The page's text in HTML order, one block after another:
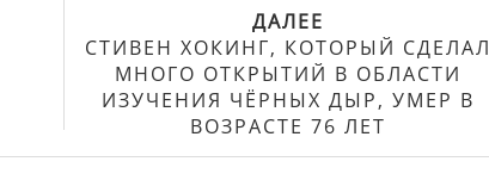
ДАЛЕЕ
СТИВЕН ХОКИНГ, КОТОРЫЙ СДЕЛАЛ
МНОГО ОТКРЫТИЙ В ОБЛАСТИ
ИЗУЧЕНИЯ ЧЁРНЫХ ДЫР, УМЕР В
ВОЗРАСТЕ 76 ЛЕТ